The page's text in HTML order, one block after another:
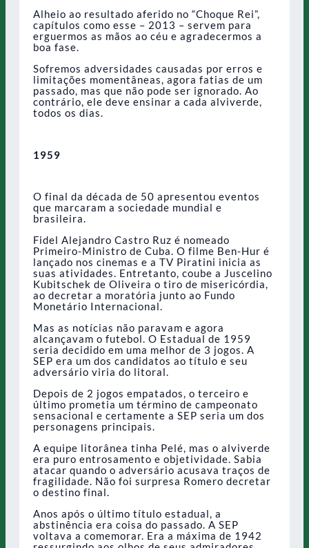
Alheio ao resultado aferido no “Choque Rei”,
capítulos como esse – 2013 – servem para
erguermos as mãos ao céu e agradecermos a
boa fase.
Sofremos adversidades causadas por erros e
limitações momentâneas, agora fatias de um
passado, mas que não pode ser ignorado. Ao
contrário, ele deve ensinar a cada alviverde,
todos os dias.
1959
O final da década de 50 apresentou eventos
que marcaram a sociedade mundial e
brasileira.
Fidel Alejandro Castro Ruz é nomeado
Primeiro-Ministro de Cuba. O filme Ben-Hur é
lançado nos cinemas e a TV Piratini inicia as
suas atividades. Entretanto, coube a Juscelino
Kubitschek de Oliveira o tiro de misericórdia,
ao decretar a moratória junto ao Fundo
Monetário Internacional.
Mas as notícias não paravam e agora
alcançavam o futebol. O Estadual de 1959
seria decidido em uma melhor de 3 jogos. A
SEP era um dos candidatos ao título e seu
adversário viria do litoral.
Depois de 2 jogos empatados, o terceiro e
último prometia um término de campeonato
sensacional e certamente a SEP seria um dos
personagens principais.
A equipe litorânea tinha Pelé, mas o alviverde
era puro entrosamento e objetividade. Sabia
atacar quando o adversário acusava traços de
fragilidade. Não foi surpresa Romero decretar
o destino final.
Anos após o último título estadual, a
abstinência era coisa do passado. A SEP
voltava a comemorar. Era a máxima de 1942